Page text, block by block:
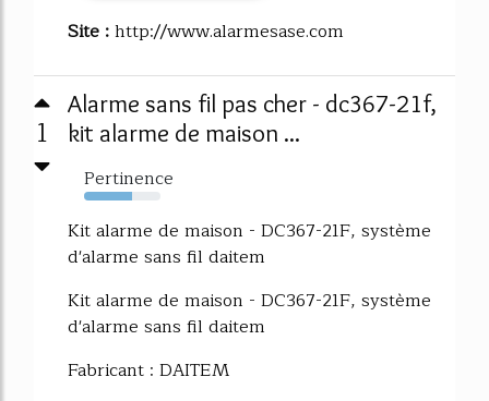
Site :http://www.alarmesase.com
1
Alarme sans fil pas cher - dc367-21f,
kit alarme de maison ...
Pertinence
63%
Kit alarme de maison - DC367-21F, système
d'alarme sans fil daitem
Kit alarme de maison - DC367-21F, système
d'alarme sans fil daitem
Fabricant : DAITEM